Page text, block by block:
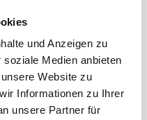
und Anzeigen zu
Medien anbieten
Website zu
Informationen zu Ihrer
unsere Partner für
ab: 49,95 €
Menge